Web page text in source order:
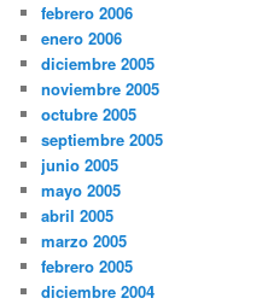
febrero 2006
enero 2006
diciembre 2005
noviembre 2005
octubre 2005
septiembre 2005
junio 2005
mayo 2005
abril 2005
marzo 2005
febrero 2005
diciembre 2004